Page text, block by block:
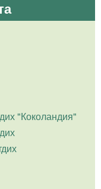
"Коколандия"